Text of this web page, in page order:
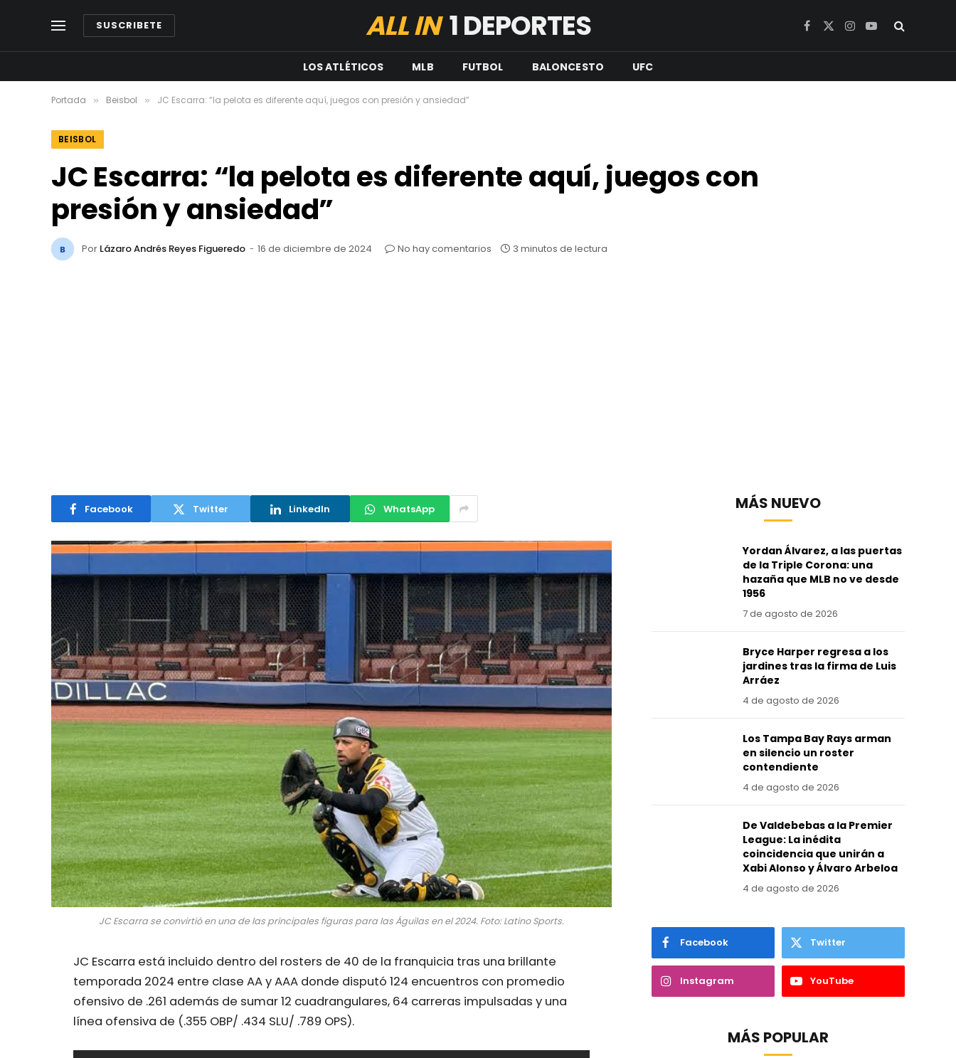
SUSCRIBETE ALL IN1 DEPORTES Facebook
X
Instagram
YouTube
LOS ATLÉTICOS MLB FUTBOL BALONCESTO UFC
Portada » Beisbol » JC Escarra: “la pelota es diferente aquí, juegos con presión y ansiedad”
BEISBOL
JC Escarra: “la pelota es diferente aquí, juegos con
presión y ansiedad”
Por Lázaro Andrés Reyes Figueredo 16 de diciembre de 2024 No hay comentarios 3 minutos de lectura
Facebook Twitter LinkedIn WhatsApp
JC Escarra se convirtió en una de las principales figuras para las Águilas en el 2024. Foto: Latino Sports.
JC Escarra está incluido dentro del rosters de 40 de la franquicia tras una brillante
temporada 2024 entre clase AA y AAA donde disputó 124 encuentros con promedio
ofensivo de .261 además de sumar 12 cuadrangulares, 64 carreras impulsadas y una
línea ofensiva de (.355 OBP/ .434 SLU/ .789 OPS).
MÁS NUEVO
Yordan Álvarez, a las puertas
de la Triple Corona: una
hazaña que MLB no ve desde
1956
7 de agosto de 2026
Bryce Harper regresa a los
jardines tras la firma de Luis
Arráez
4 de agosto de 2026
Los Tampa Bay Rays arman
en silencio un roster
contendiente
4 de agosto de 2026
De Valdebebas a la Premier
League: La inédita
coincidencia que unirán a
Xabi Alonso y Álvaro Arbeloa
4 de agosto de 2026
Facebook Twitter
Instagram YouTube
MÁS POPULAR